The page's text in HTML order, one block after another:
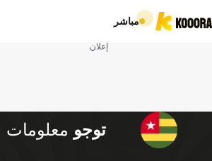
مباشر
إعلان
توجو معلومات